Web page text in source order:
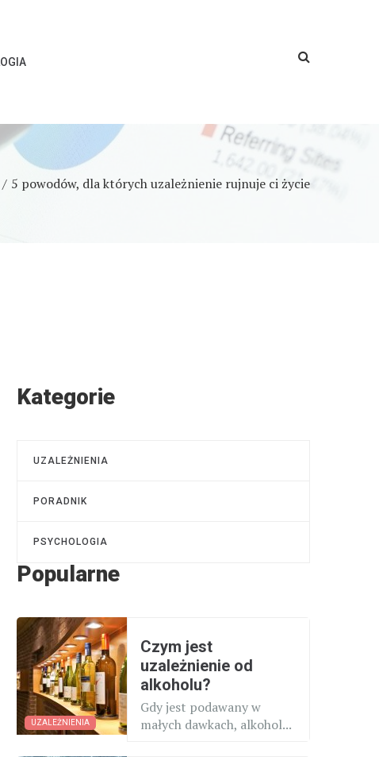
5 powodów, dla których uzależnienie rujnuje ci życie
Kategorie
UZALEŻNIENIA
PORADNIK
PSYCHOLOGIA
Popularne
UZALEŻNIENIA
Czym jest
uzależnienie od
alkoholu?
Gdy jest podawany w
małych dawkach, alkohol...